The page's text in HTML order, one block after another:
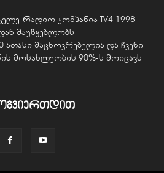
რადიო კომპანია TV4 1998
მაუწყებლობს
ათასი მაცხოვრებელია და ჩვენი
მოსახლეობის 90%-ს მოიცავს